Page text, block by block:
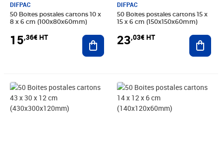
DIFPAC
50 Boites postales cartons 10 x
8 x 6 cm (100x80x60mm)
15,36€ HT Ajouter au panier
DIFPAC
50 Boites postales cartons 15 x
15 x 6 cm (150x150x60mm)
23,03€ HT
Prix 74,44€ HT Prix 21,42€ HT